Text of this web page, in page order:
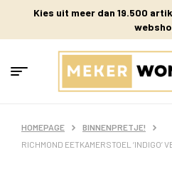
Kies uit meer dan 19.500
HOMEPAGE
BINNENPRETJE!
RICHMOND EETKAMERSTOEL ‘INDIGO’